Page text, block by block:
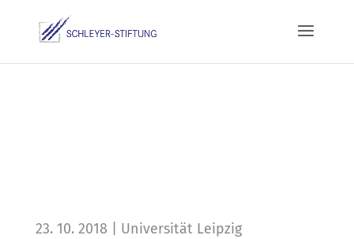
23. 10. 2018 | Universität Leipzig